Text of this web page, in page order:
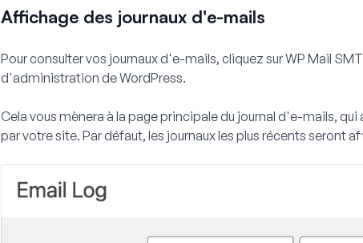
Affichage des journaux d'e-mails
Pour consulter vos journaux d'e-mails, cliquez surWP Mail
d'administration de WordPress.
Cela vous mènera à la page principale du journal d'e-mails,
par votre site. Par défaut, les journaux les plus récents seront